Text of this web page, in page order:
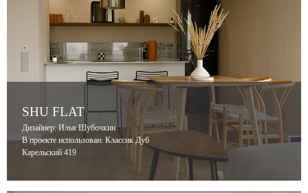
SHU FLAT
Дизайнер: Илья Шубочкин
В проекте использован: Классик Дуб
Карельский 419